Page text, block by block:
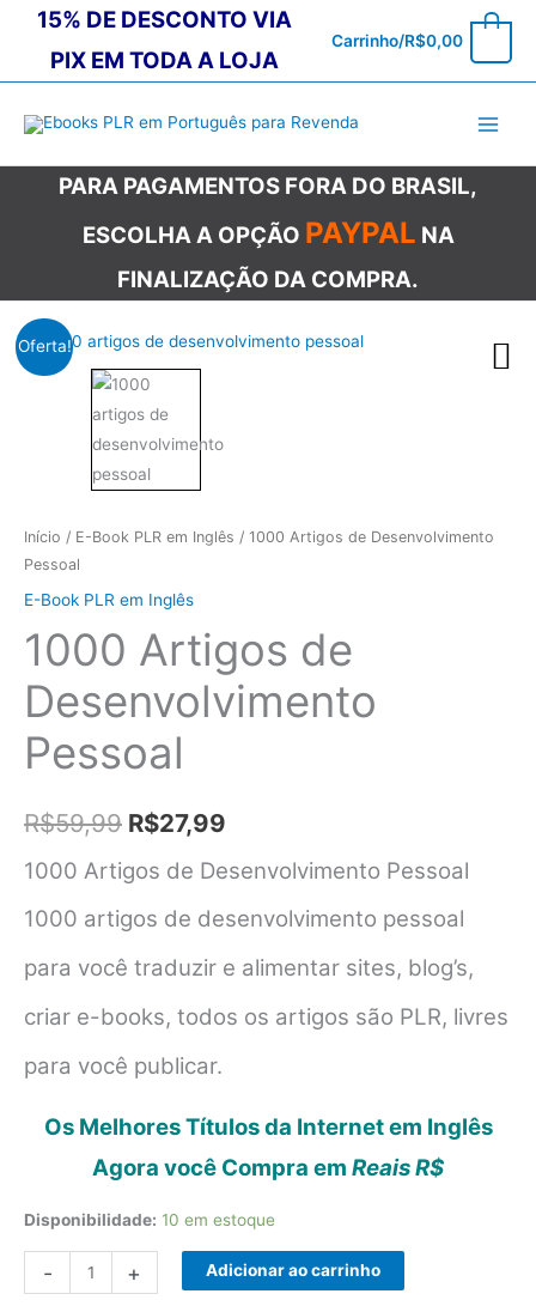
15% DE DESCONTO VIA
PIX EM TODA A LOJA
Carrinho/R$0,00
PARA PAGAMENTOS FORA DO BRASIL,
ESCOLHA A OPÇÃO PAYPAL NA
FINALIZAÇÃO DA COMPRA.
Oferta!
Início / E-Book PLR em Inglês / 1000 Artigos de Desenvolvimento
Pessoal
E-Book PLR em Inglês
1000 Artigos de
Desenvolvimento
Pessoal
R$59,99 O
preço
original
era:
R$59,99.
R$27,99
preço
atual
é:
R$27,99.
1000 Artigos de Desenvolvimento Pessoal
1000 artigos de desenvolvimento pessoal
para você traduzir e alimentar sites, blog’s,
criar e-books, todos os artigos são PLR, livres
para você publicar.
Os Melhores Títulos da Internet em Inglês
Agora você Compra em Reais R$
Disponibilidade: 10 em estoque
-
Artigos
+ Adicionar ao carrinho